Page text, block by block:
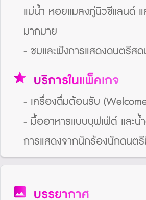
แม่น้ำ หอยแมลงภู่นิวซีแลนด์
มากมาย
- ชมและฟังการแสดงดนตรีสด
star บริการในแพ็คเกจ
- เครื่องดื่มต้อนรับ
- มื้ออาหารแบบบุฟเฟ่ต์ และน้
การแสดงจากนักร้องนักดนต
image บรรยากาศ